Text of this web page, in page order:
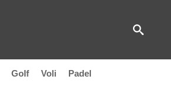
Golf Voli Padel